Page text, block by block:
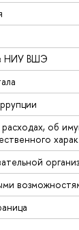
НИУ ВШЭ
об